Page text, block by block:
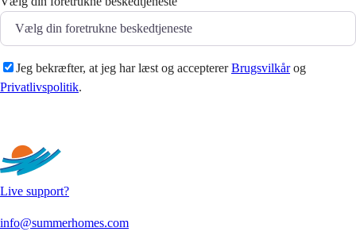
Jeg bekræfter, at jeg har læst og acceptererBrugsvilkårog
Privatlivspolitik.
Live support?
info@summerhomes.com